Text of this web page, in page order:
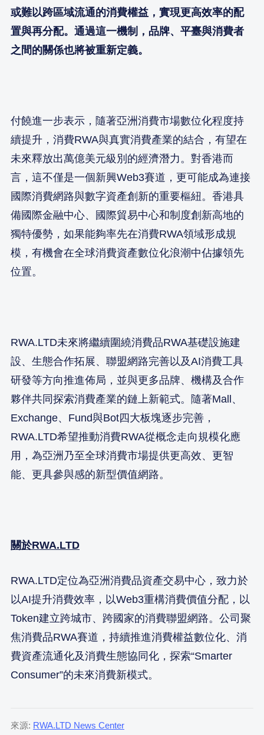
或難以跨區域流通的消費權益，實現更高效率的配
置與再分配。通過這一機制，品牌、平臺與消費者
之間的關係也將被重新定義。
付饒進一步表示，隨著亞洲消費市場數位化程度持
續提升，消費RWA與真實消費產業的結合，有望在
未來釋放出萬億美元級別的經濟潛力。對香港而
言，這不僅是一個新興Web3賽道，更可能成為連接
國際消費網路與數字資產創新的重要樞紐。香港具
備國際金融中心、國際貿易中心和制度創新高地的
獨特優勢，如果能夠率先在消費RWA領域形成規
模，有機會在全球消費資產數位化浪潮中佔據領先
位置。
RWA.LTD未來將繼續圍繞消費品RWA基礎設施建
設、生態合作拓展、聯盟網路完善以及AI消費工具
研發等方向推進佈局，並與更多品牌、機構及合作
夥伴共同探索消費產業的鏈上新範式。隨著Mall、
Exchange、Fund與Bot四大板塊逐步完善，
RWA.LTD希望推動消費RWA從概念走向規模化應
用，為亞洲乃至全球消費市場提供更高效、更智
能、更具參與感的新型價值網路。
關於RWA.LTD
RWA.LTD定位為亞洲消費品資產交易中心，致力於
以AI提升消費效率，以Web3重構消費價值分配，以
Token建立跨城市、跨國家的消費聯盟網路。公司聚
焦消費品RWA賽道，持續推進消費權益數位化、消
費資產流通化及消費生態協同化，探索“Smarter
Consumer”的未來消費新模式。
來源: RWA.LTD News Center